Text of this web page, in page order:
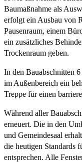
Baumaßnahme als
erfolgt ein Ausbau von
Pausenraum, einem
ein zusätzliches
Trockenraum geben.
In den Bauabschnitten
im Außenbereich ein
Treppe für einen
Während aller
erneuert. Die in den
und Gemeindesaal
die heutigen Standards
entsprechen. Alle